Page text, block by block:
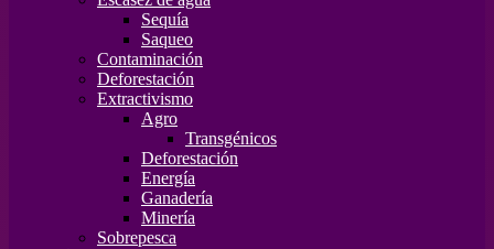
Sequía
Saqueo
Contaminación
Deforestación
Extractivismo
Agro
Transgénicos
Deforestación
Energía
Ganadería
Minería
Sobrepesca